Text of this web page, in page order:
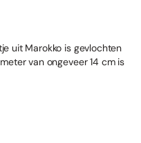
uit Marokko is gevlochten
van ongeveer 14 cm is